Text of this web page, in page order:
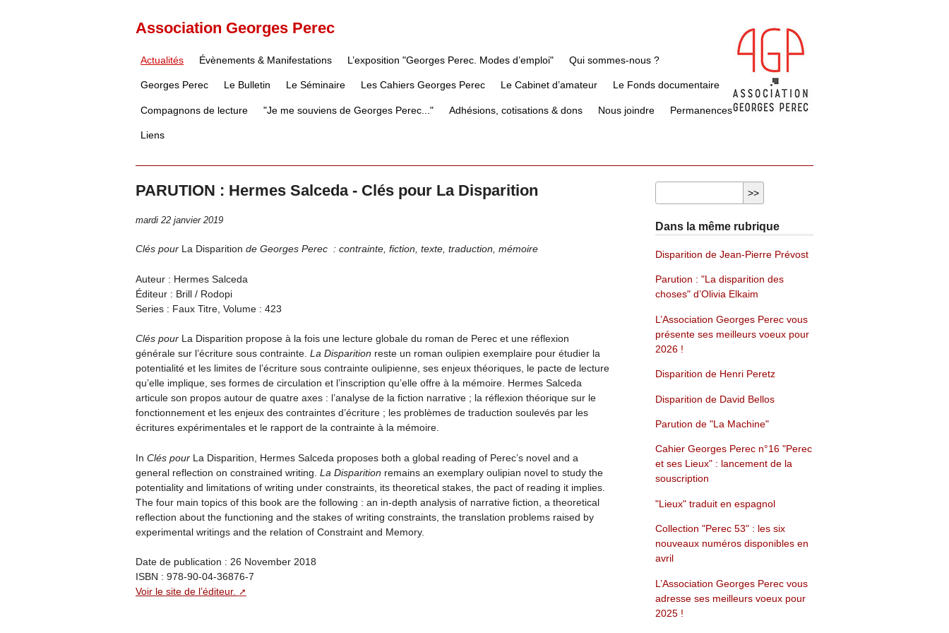
Association Georges Perec
Actualités Évènements & Manifestations L’exposition "Georges Perec. Modes d’emploi" Qui sommes-nous ?
Georges Perec Le Bulletin Le Séminaire Les Cahiers Georges Perec Le Cabinet d’amateur Le Fonds documentaire
Compagnons de lecture "Je me souviens de Georges Perec..." Adhésions, cotisations & dons Nous joindre Permanences
Liens
PARUTION : Hermes Salceda - Clés pour La Disparition
mardi 22 janvier 2019
Clés pour La Disparition de Georges Perec : contrainte, fiction, texte, traduction, mémoire
Auteur : Hermes Salceda
Éditeur : Brill / Rodopi
Series : Faux Titre, Volume : 423
Clés pour La Disparition propose à la fois une lecture globale du roman de Perec et une réflexion
générale sur l’écriture sous contrainte. La Disparition reste un roman oulipien exemplaire pour étudier la
potentialité et les limites de l’écriture sous contrainte oulipienne, ses enjeux théoriques, le pacte de lecture
qu’elle implique, ses formes de circulation et l’inscription qu’elle offre à la mémoire. Hermes Salceda
articule son propos autour de quatre axes : l’analyse de la fiction narrative ; la réflexion théorique sur le
fonctionnement et les enjeux des contraintes d’écriture ; les problèmes de traduction soulevés par les
écritures expérimentales et le rapport de la contrainte à la mémoire.
In Clés pour La Disparition, Hermes Salceda proposes both a global reading of Perec’s novel and a
general reflection on constrained writing. La Disparition remains an exemplary oulipian novel to study the
potentiality and limitations of writing under constraints, its theoretical stakes, the pact of reading it implies.
The four main topics of this book are the following : an in-depth analysis of narrative fiction, a theoretical
reflection about the functioning and the stakes of writing constraints, the translation problems raised by
experimental writings and the relation of Constraint and Memory.
Date de publication : 26 November 2018
ISBN : 978-90-04-36876-7
Voir le site de l’éditeur.
Dans la même rubrique
Disparition de Jean-Pierre Prévost
Parution : "La disparition des
choses" d’Olivia Elkaim
L’Association Georges Perec vous
présente ses meilleurs voeux pour
2026 !
Disparition de Henri Peretz
Disparition de David Bellos
Parution de "La Machine"
Cahier Georges Perec n°16 "Perec
et ses Lieux" : lancement de la
souscription
"Lieux" traduit en espagnol
Collection "Perec 53" : les six
nouveaux numéros disponibles en
avril
L’Association Georges Perec vous
adresse ses meilleurs voeux pour
2025 !